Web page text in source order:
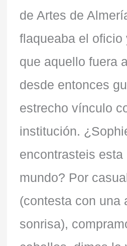
de Artes de
flaqueaba el oficio
que aquello fuera
desde entonces
estrecho vínculo
institución.
encontrasteis esta
mundo? Por
(contesta con una
sonrisa),